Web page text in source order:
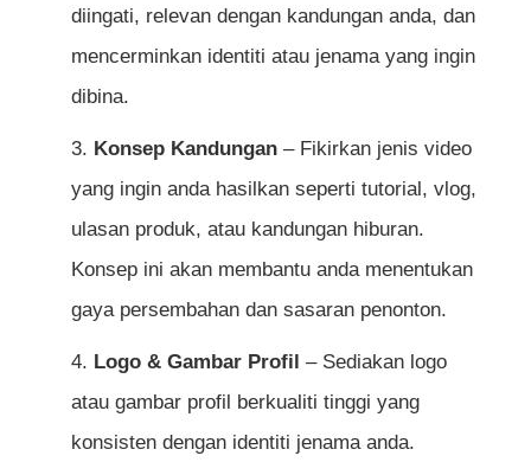
di YouTube?
diingati, relevan dengan kandungan anda, dan
mencerminkan identiti atau jenama yang ingin
dibina.
Konsep Kandungan– Fikirkan jenis video
yang ingin anda hasilkan seperti tutorial, vlog,
ulasan produk, atau kandungan hiburan.
Konsep ini akan membantu anda menentukan
gaya persembahan dan sasaran penonton.
Logo & Gambar Profil – Sediakan logo
atau gambar profil berkualiti tinggi yang
konsisten dengan identiti jenama anda.